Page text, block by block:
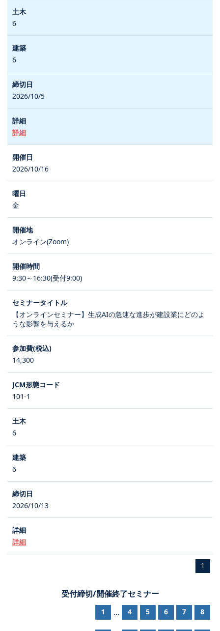
6
6
2026/10/5
詳細
2026/10/16
金
オンライン(Zoom)
9:30～16:30(受付9:00)
【オンラインセミナー】生成AIの急速な進歩が建設業にどのよ
うな影響を与えるか
14,300
101-1
6
6
2026/10/13
詳細
1
受付締切/開催終了セミナー
1 ... 4 5 6 7 8